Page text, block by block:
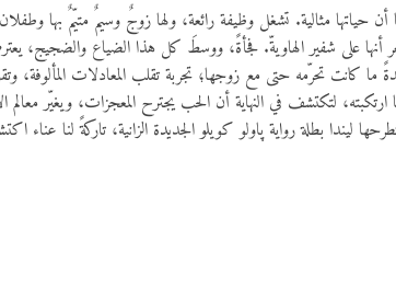
أن حياتها مثالية. تشغل وظيفة رائعة، ولها زوجٌ وسيمٌ متيّمٌ بها
على شفير الهاويةّ. فجأةً، ووسطَ كل هذا الضياع والضجيج،
ما كانت تحرّمه حتى مع زوجها؛ تجربة تقلب المعادلات المألوفة،
ارتكبته، لتكتشف في النهاية أن الحب يجترح المعجزات، ويغيّر
ليندا بطلة رواية پاولو كويلو الجديدة الزانية، تاركةً لنا عناء